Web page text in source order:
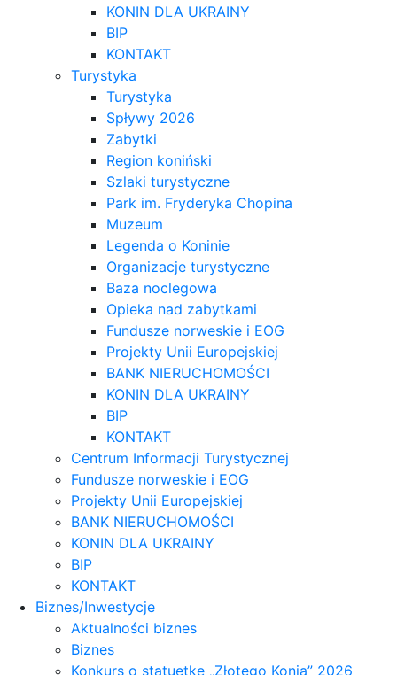
KONIN DLA UKRAINY
BIP
KONTAKT
Turystyka
Turystyka
Spływy 2026
Zabytki
Region koniński
Szlaki turystyczne
Park im. Fryderyka Chopina
Muzeum
Legenda o Koninie
Organizacje turystyczne
Baza noclegowa
Opieka nad zabytkami
Fundusze norweskie i EOG
Projekty Unii Europejskiej
BANK NIERUCHOMOŚCI
KONIN DLA UKRAINY
BIP
KONTAKT
Centrum Informacji Turystycznej
Fundusze norweskie i EOG
Projekty Unii Europejskiej
BANK NIERUCHOMOŚCI
KONIN DLA UKRAINY
BIP
KONTAKT
Biznes/Inwestycje
Aktualności biznes
Biznes
Konkurs o statuetkę „Złotego Konia” 2026